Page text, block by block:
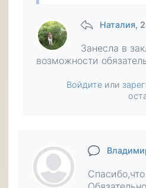
Наталия,
Занесла в
возможности
Войдите или